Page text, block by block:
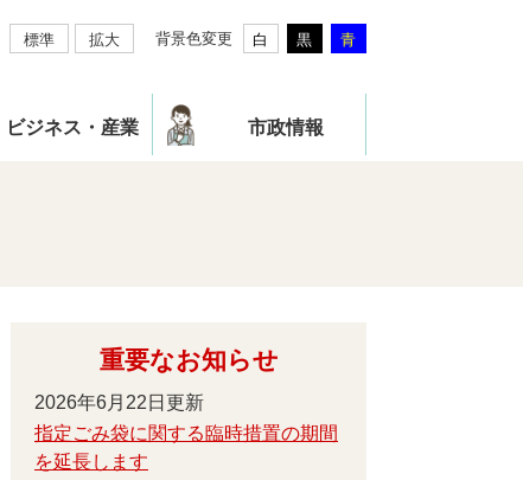
標準 拡大 背景色変更 白 黒 青
ビジネス・産業 市政情報
重要なお知らせ
2026年6月22日更新
指定ごみ袋に関する臨時措置の期間
を延長します